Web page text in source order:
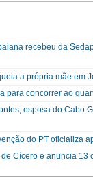
recebeu da
a própria mãe em
para concorrer ao
esposa do Cabo
do PT oficializa
Cícero e anuncia 13